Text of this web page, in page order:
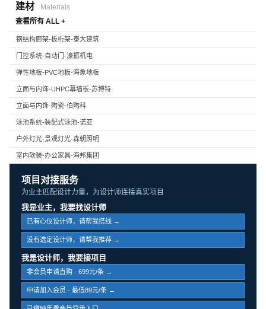
建材
Materials
查看所有 ALL +
钢结构廊架-板桁架-泰大建筑
门控系统-自动门-濠振机电
弹性地板-PVC地板-海象地板
立面与内饰-UHPC幕墙板-苏博特
立面与内饰-陶瓷-伯陶科
泳池系统-装配式泳池-诺亚
户外灯光-景观灯光-森朝照明
室内软装-办公家具-海邦集团
项目对接服务
为业主匹配设计力量，为设计师连接真实项目
我是业主，我要找设计师
已有心仪设计师，请帮我搭线 →
没有选定设计师，请帮我推荐 →
我是设计师，我要接项目
非会员申请直购 · 699元/条 →
申请加入会员 · 最低89元/条 →